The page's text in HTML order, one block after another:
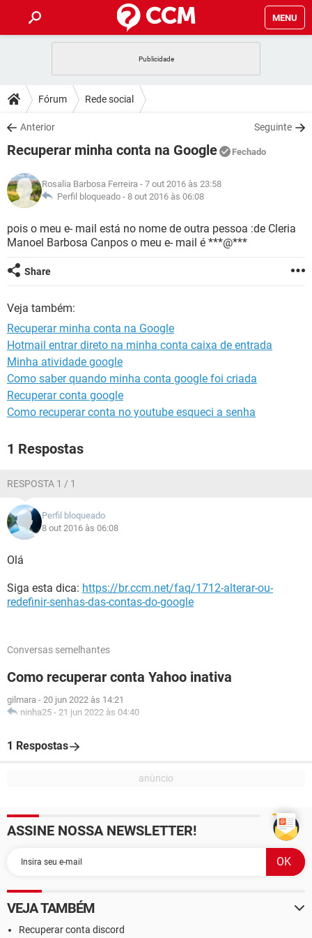
MENU
CELULAR
OUTLOOK
INSTAGRAM GMAIL
GUIA DE COMPRAS
DICAS
JOGOS
INSTAGRAM GMAIL
GUIA DE COMPRAS
DOWNLOADS
JOGOS WHATSAPP
CELULAR
OUTLOOK EXCEL
INSTAGRAM GMAIL
GUIA DE COMPRAS
FÓRUM
JOGOS WHATSAPP
CELULAR
OUTLOOK EXCEL
GLOSSÁRIO
JOGOS WHATSAPP
CELULAR FACEBOOK
OUTLOOK
GUIA DE COMPRAS
Fórum Rede social
Anterior Seguinte
Recuperar minha conta na Google Fechado
Rosalia Barbosa Ferreira - 7 out 2016 às 23:58
Perfil bloqueado - 8 out 2016 às 06:08
pois o meu e- mail está no nome de outra pessoa :de Cleria
Manoel Barbosa Canpos o meu e- mail é ***@***
Share
Veja também:
Recuperar minha conta na Google
Hotmail entrar direto na minha conta caixa de entrada
Minha atividade google
Como saber quando minha conta google foi criada
Recuperar conta google
Como recuperar conta no youtube esqueci a senha
1 Respostas
RESPOSTA 1 / 1
Perfil bloqueado
8 out 2016 às 06:08
Olá
Siga esta dica: https://br.ccm.net/faq/1712-alterar-ou-
redefinir-senhas-das-contas-do-google
Conversas semelhantes
Como recuperar conta Yahoo inativa
gilmara - 20 jun 2022 às 14:21
ninha25 - 21 jun 2022 às 04:40
1 Respostas
ASSINE NOSSA NEWSLETTER!
VEJA TAMBÉM
Recuperar conta discord